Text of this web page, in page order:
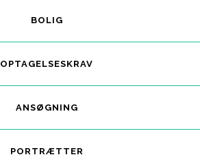
BOLIG
OPTAGELSESKRAV
ANSØGNING
PORTRÆTTER